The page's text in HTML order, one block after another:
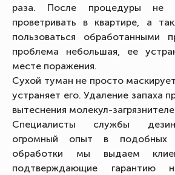
раза. После процедуры не
проветривать в квартире, а
пользоваться обработанными
проблема небольшая, ее
месте поражения.
Сухой туман не просто
устраняет его. Удаление запаха
вытеснения молекул-
Специалисты службы
огромный опыт в подобных
обработки мы выдаем
подтверждающие гарантию